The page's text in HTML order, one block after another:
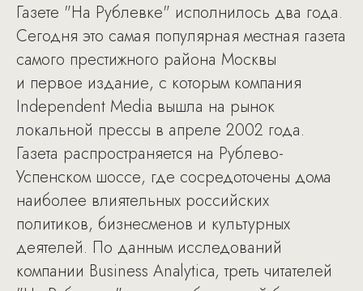
Газете "На Рублевке" исполнилось два года.
Сегодня это самая популярная местная газета
самого престижного района Москвы
и первое издание, с которым компания
Independent Media вышла на рынок
локальной прессы в апреле 2002 года.
Газета распространяется на Рублево-
Успенском шоссе, где сосредоточены дома
наиболее влиятельных российских
политиков, бизнесменов и культурных
деятелей. По данным исследований
компании Business Analytica, треть читателей